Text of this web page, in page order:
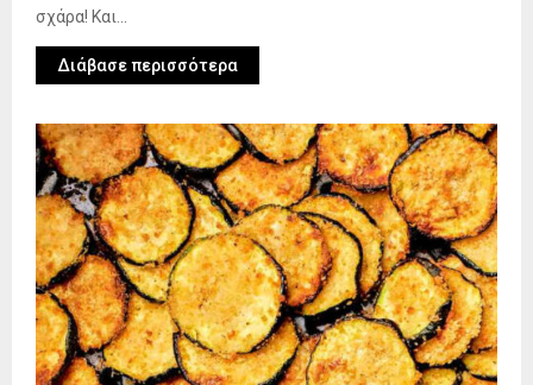
σχάρα! Και...
Διάβασε περισσότερα